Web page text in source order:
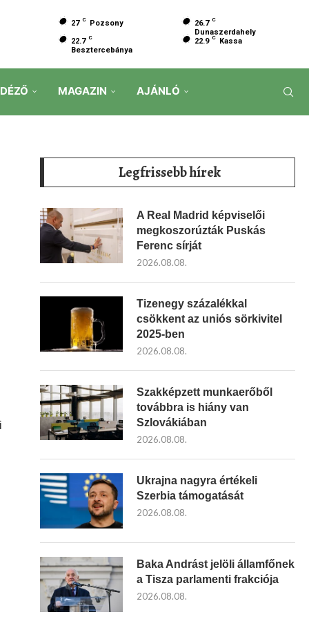
27 C Pozsony 26.7 C
Dunaszerdahely
22.7 C
Besztercebánya
22.9 C Kassa
MAGAZIN AJÁNLÓ
Legfrissebb hírek
A Real Madrid képviselői
megkoszorúzták Puskás
Ferenc sírját
2026.08.08.
Tizenegy százalékkal
csökkent az uniós sörkivitel
2025-ben
2026.08.08.
Szakképzett munkaerőből
továbbra is hiány van
Szlovákiában
2026.08.08.
Ukrajna nagyra értékeli
Szerbia támogatását
2026.08.08.
Baka Andrást jelöli államfőnek
a Tisza parlamenti frakciója
2026.08.08.